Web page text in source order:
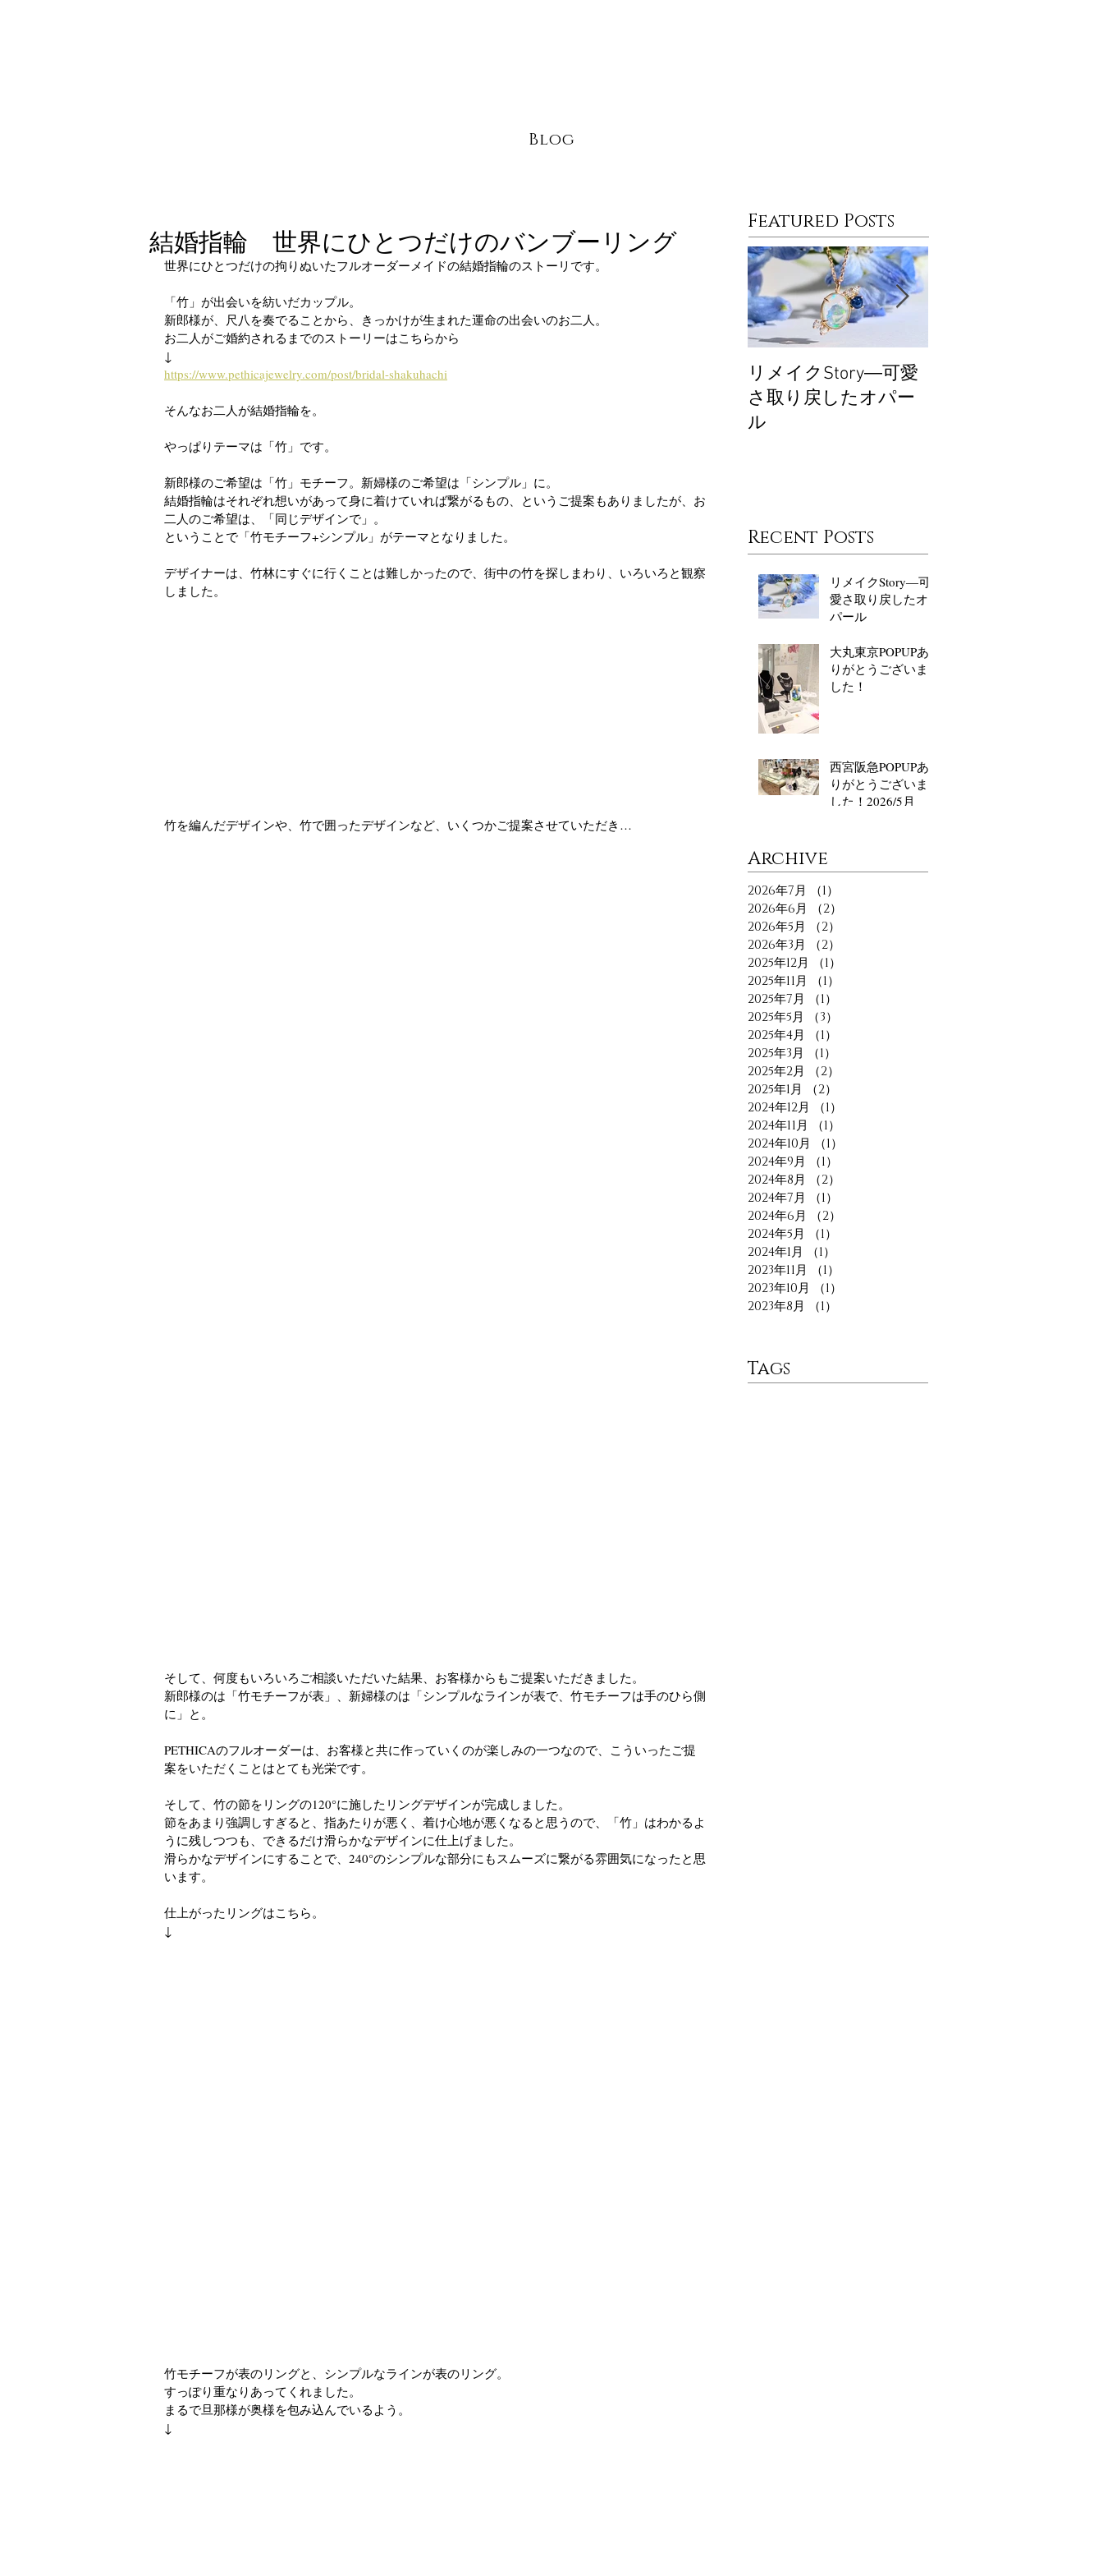
Blog
結婚指輪 世界にひとつだけのバンブーリング
世界にひとつだけの拘りぬいたフルオーダーメイドの結婚指輪のストーリです。
「竹」が出会いを紡いだカップル。
新郎様が、尺八を奏でることから、きっかけが生まれた運命の出会いのお二人。
お二人がご婚約されるまでのストーリーはこちらから
↓
https://www.pethicajewelry.com/post/bridal-shakuhachi
そんなお二人が結婚指輪を。
やっぱりテーマは「竹」です。
新郎様のご希望は「竹」モチーフ。新婦様のご希望は「シンプル」に。
結婚指輪はそれぞれ想いがあって身に着けていれば繋がるもの、というご提案もありましたが、お
二人のご希望は、「同じデザインで」。
ということで「竹モチーフ+シンプル」がテーマとなりました。
デザイナーは、竹林にすぐに行くことは難しかったので、街中の竹を探しまわり、いろいろと観察
しました。
竹を編んだデザインや、竹で囲ったデザインなど、いくつかご提案させていただき…
そして、何度もいろいろご相談いただいた結果、お客様からもご提案いただきました。
新郎様のは「竹モチーフが表」、新婦様のは「シンプルなラインが表で、竹モチーフは手のひら側
に」と。
PETHICAのフルオーダーは、お客様と共に作っていくのが楽しみの一つなので、こういったご提
案をいただくことはとても光栄です。
そして、竹の節をリングの120°に施したリングデザインが完成しました。
節をあまり強調しすぎると、指あたりが悪く、着け心地が悪くなると思うので、「竹」はわかるよ
うに残しつつも、できるだけ滑らかなデザインに仕上げました。
滑らかなデザインにすることで、240°のシンプルな部分にもスムーズに繋がる雰囲気になったと思
います。
仕上がったリングはこちら。
↓
竹モチーフが表のリングと、シンプルなラインが表のリング。
すっぽり重なりあってくれました。
まるで旦那様が奥様を包み込んでいるよう。
↓
Featured Posts
リメイクStory―可愛
さ取り戻したオパー
ル
Recent Posts
リメイクStory―可
愛さ取り戻したオ
パール
大丸東京POPUPあ
りがとうございま
した！
西宮阪急POPUPあ
りがとうございま
した！2026/5月
​Archive
2026年7月 （1）
2026年6月
（2）
2026年5月
（2）
2026年3月
（2）
2025年12月
（1）
2025年11月
（1）
2025年7月
（1）
2025年5月
（3）
2025年4月
（1）
2025年3月
（1）
2025年2月
（2）
2025年1月
（2）
2024年12月
（1）
2024年11月
（1）
2024年10月
（1）
2024年9月
（1）
2024年8月
（2）
2024年7月
（1）
2024年6月
（2）
2024年5月
（1）
2024年1月
（1）
2023年11月
（1）
2023年10月
（1）
2023年8月
（1）
Tags